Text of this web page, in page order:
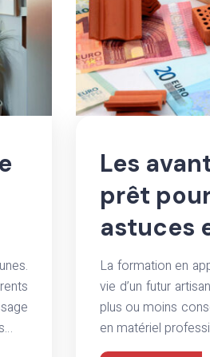
Les
prêt
astuces
La formation en
vie d’un futur
plus ou moins
en matériel